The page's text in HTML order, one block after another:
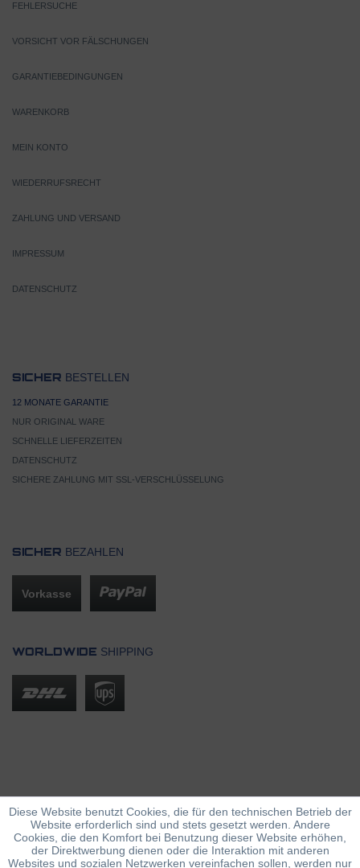
FEHLERSUCHE
VORSICHT VOR FÄLSCHUNGEN
GARANTIEBEDINGUNGEN
WARENKORB
MEIN KONTO
WIEDERRUFSRECHT
ZAHLUNG UND VERSAND
IMPRESSUM
DATENSCHUTZ
SICHER BESTELLEN
12 MONATE GARANTIE
NUR ORIGINAL WARE
SCHNELLE LIEFERZEITEN
DATENSCHUTZ
SICHERE ZAHLUNG MIT SSL-VERSCHLÜSSELUNG
SICHER BEZAHLEN
Vorkasse
WORLDWIDE SHIPPING
Diese Website benutzt Cookies, die für den technischen Betrieb der
Website erforderlich sind und stets gesetzt werden. Andere
Cookies, die den Komfort bei Benutzung dieser Website erhöhen,
der Direktwerbung dienen oder die Interaktion mit anderen
Websites und sozialen Netzwerken vereinfachen sollen, werden nur